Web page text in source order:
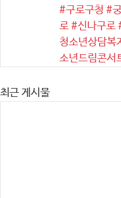
#구로구청 #
로 #신나구로
청소년상담복
소년드림콘서
최근 게시물